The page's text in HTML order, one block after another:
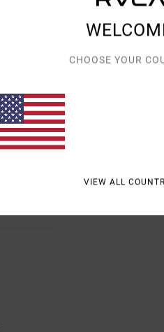
CHOOSE YOUR
VIEW ALL